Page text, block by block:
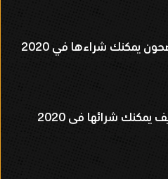
يمكنك شراءها في 2020